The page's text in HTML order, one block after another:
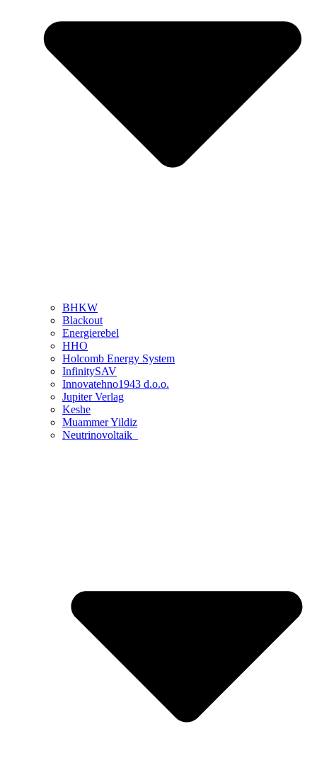
BHKW
Blackout
Energierebel
HHO
Holcomb Energy System
InfinitySAV
Innovatehno1943 d.o.o.
Jupiter Verlag
Keshe
Muammer Yildiz
Neutrinovoltaik